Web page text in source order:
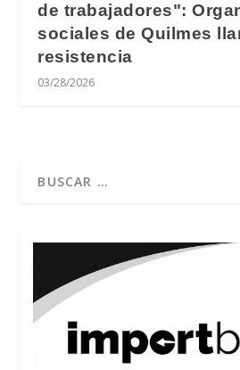
de trabajadores":
sociales de Quilmes
resistencia
03/28/2026